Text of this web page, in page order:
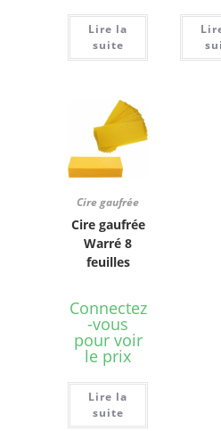
Lire la
suite
Cire gaufrée
Cire gaufrée
Warré 8
feuilles
Connectez
-vous
pour voir
le prix
Lire la
suite